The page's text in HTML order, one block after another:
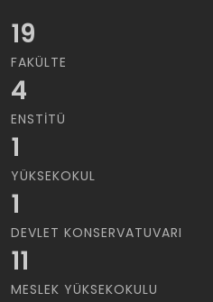
19
FAKÜLTE
4
ENSTITÜ
1
YÜKSEKOKUL
1
DEVLET KONSERVATUVARI
11
MESLEK YÜKSEKOKULU